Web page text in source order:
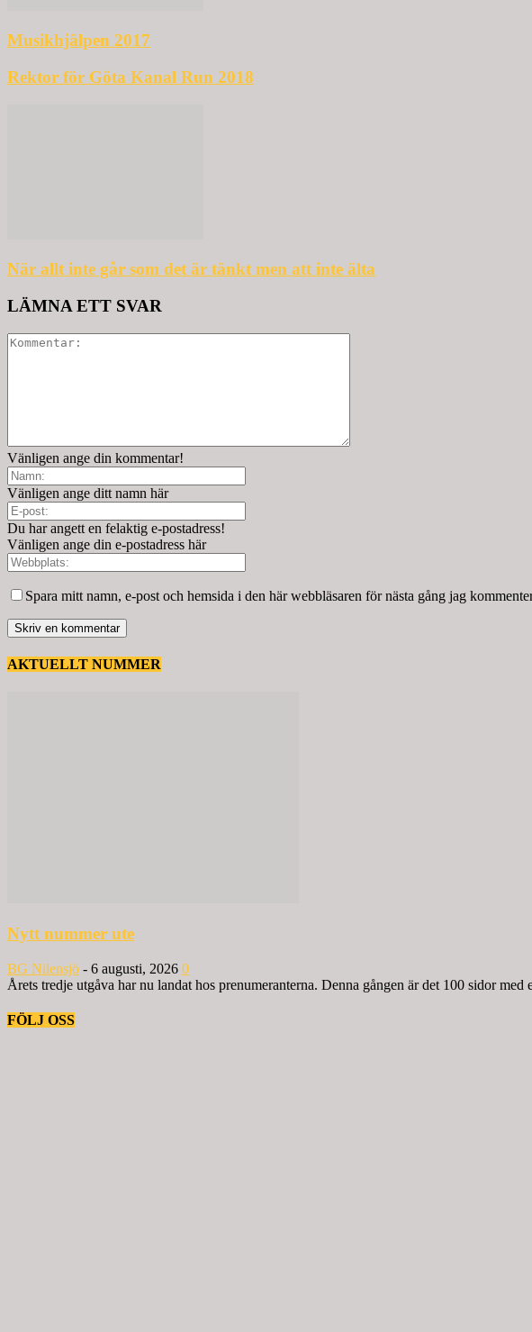
Musikhjälpen 2017
Rektor för Göta Kanal Run 2018
När allt inte går som det är tänkt men att inte älta
LÄMNA ETT SVAR
Vänligen ange din kommentar!
Vänligen ange ditt namn här
Du har angett en felaktig e-postadress!
Vänligen ange din e-postadress här
Spara mitt namn, e-post och hemsida i den här webbläsaren för nästa gång jag
AKTUELLT NUMMER
Nytt nummer ute
BG Nilensjö - 6 augusti, 2026 0
Årets tredje utgåva har nu landat hos prenumeranterna. Denna gången är det 100 sidor
FÖLJ OSS